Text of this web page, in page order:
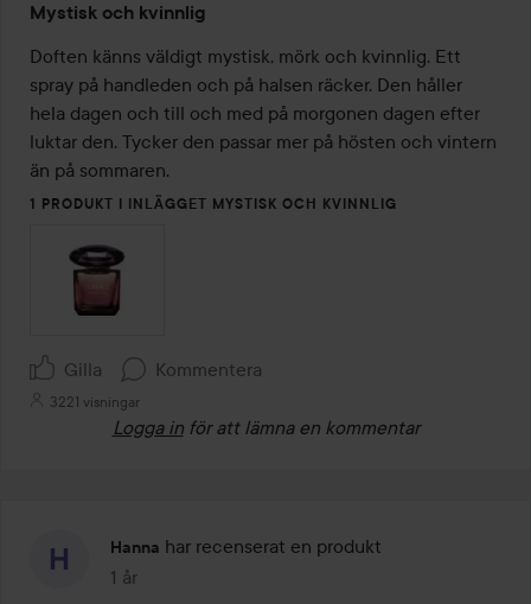
5
av
5
Mystisk och kvinnlig
Doften känns väldigt mystisk, mörk och kvinnlig. Ett
spray på handleden och på halsen räcker. Den håller
hela dagen och till och med på morgonen dagen efter
luktar den. Tycker den passar mer på hösten och vintern
än på sommaren.
1 PRODUKT I INLÄGGET MYSTISK OCH KVINNLIG
Gilla Kommentera
3221 visningar
Logga in för att lämna en kommentar
Hanna har recenserat en produkt
1 år
Inlägget skapades 1 år